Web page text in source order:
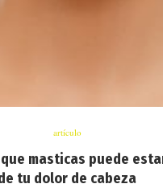
artículo
masticas puede
tu dolor de cabeza